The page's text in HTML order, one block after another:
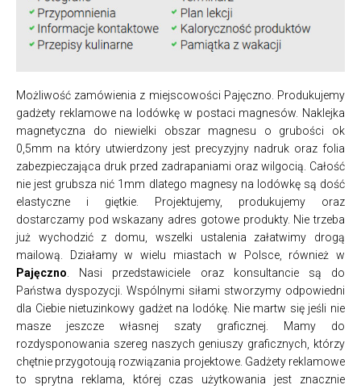
Możliwość zamówienia z miejscowości Pajęczno. Produkujemy
gadżety reklamowe na lodówkę w postaci magnesów. Naklejka
magnetyczna do niewielki obszar magnesu o grubości ok
0,5mm na który utwierdzony jest precyzyjny nadruk oraz folia
zabezpieczająca druk przed zadrapaniami oraz wilgocią. Całość
nie jest grubsza nić 1mm dlatego magnesy na lodówkę są dość
elastyczne i giętkie. Projektujemy, produkujemy oraz
dostarczamy pod wskazany adres gotowe produkty. Nie trzeba
już wychodzić z domu, wszelki ustalenia załatwimy drogą
mailową. Działamy w wielu miastach w Polsce, również w
Pajęczno . Nasi przedstawiciele oraz konsultancie są do
Państwa dyspozycji. Wspólnymi siłami stworzymy odpowiedni
dla Ciebie nietuzinkowy gadżet na lodókę. Nie martw się jeśli nie
masze jeszcze własnej szaty graficznej. Mamy do
rozdysponowania szereg naszych geniuszy graficznych, którzy
chętnie przygotoują rozwiązania projektowe. Gadżety reklamowe
to sprytna reklama, której czas użytkowania jest znacznie